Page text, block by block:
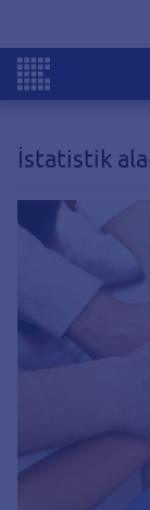
İstatistik